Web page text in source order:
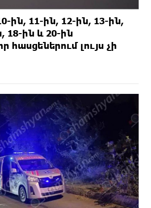
ին, 11-ին, 12-ին, 13-ին,
18-ին և 20-ին
հասցեներում լույս չի